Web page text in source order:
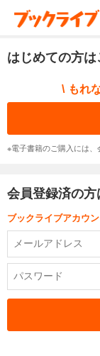
はじめての方は
\ もれ
※電子書籍のご購入には、
会員登録済の方
ブックライブアカウ